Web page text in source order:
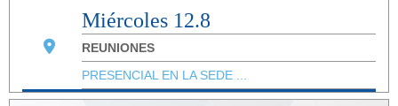
Miércoles 12.8
REUNIONES
PRESENCIAL EN LA SEDE ...